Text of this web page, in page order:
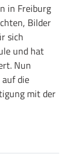
in Freiburg
Bilder
sich
und hat
Nun
die
mit der